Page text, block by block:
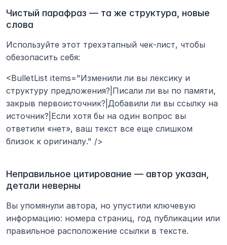
Чистый парафраз — та же структура, новые
слова
Используйте этот трехэтапный чек-лист, чтобы
обезопасить себя:
<BulletList items="Изменили ли вы лексику и
структуру предложения?|Писали ли вы по памяти,
закрыв первоисточник?|Добавили ли вы ссылку на
источник?|Если хотя бы на один вопрос вы
ответили «нет», ваш текст все еще слишком
близок к оригиналу." />
Неправильное цитирование — автор указан,
детали неверны
Вы упомянули автора, но упустили ключевую
информацию: номера страниц, год публикации или
правильное расположение ссылки в тексте.